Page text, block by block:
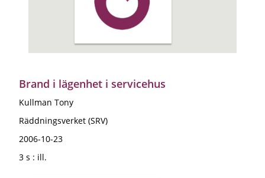
Brand i lägenhet i servicehus
Kullman Tony
Räddningsverket (SRV)
2006-10-23
3 s : ill.